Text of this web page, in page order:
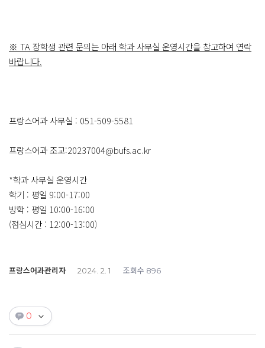
※ TA 장학생 관련 문의는 아래 학과 사무실 운영시간을 참고하여 연락
바랍니다.
프랑스어과 사무실 : 051-509-5581
프랑스어과 조교:20237004@bufs.ac.kr
*학과 사무실 운영시간
학기 : 평일 9:00-17:00
방학 : 평일 10:00-16:00
(점심시간 : 12:00-13:00)
프랑스어과관리자 2024. 2. 1 조회수 896
0